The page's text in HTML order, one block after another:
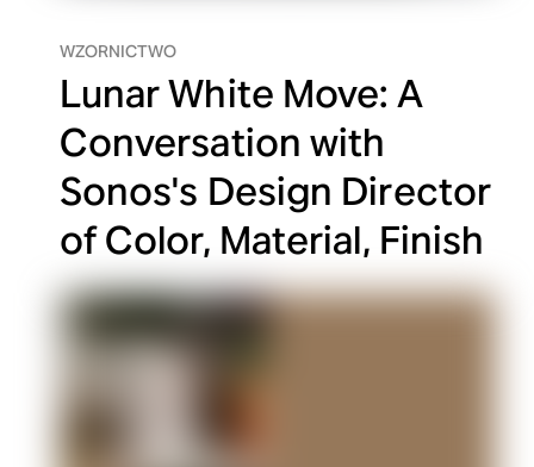
WZORNICTWO
Lunar White Move: A
Conversation with
Sonos's Design Director
of Color, Material, Finish